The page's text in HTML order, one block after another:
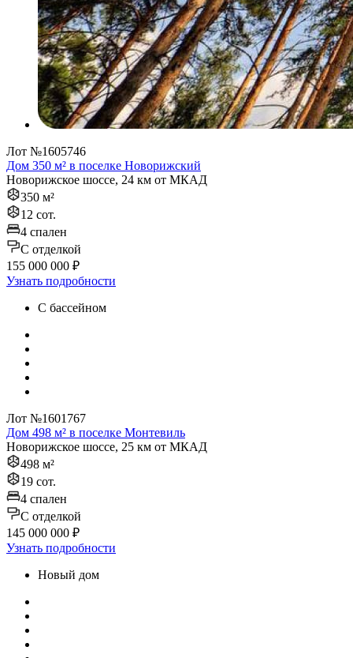
Лот №1605746
Дом 350 м² в поселке Новорижский
Новорижское шоссе, 24 км от МКАД
350 м²
12 сот.
4 спален
C отделкой
155 000 000 ₽
Узнать подробности
С бассейном
Лот №1601767
Дом 498 м² в поселке Монтевиль
Новорижское шоссе, 25 км от МКАД
498 м²
19 сот.
4 спален
C отделкой
145 000 000 ₽
Узнать подробности
Новый дом